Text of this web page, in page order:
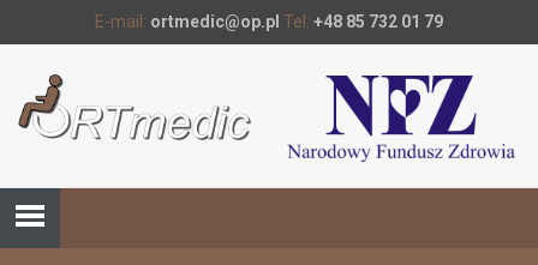
E-mail: ortmedic@op.pl Tel: +48 85 732 01 79